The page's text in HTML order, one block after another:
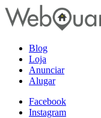
Blog
Loja
Anunciar
Alugar
Facebook
Instagram